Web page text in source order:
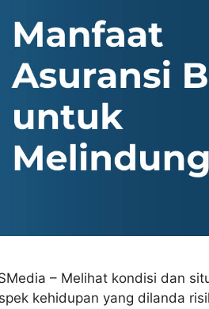
– Melihat kondisi dan
kehidupan yang dilanda